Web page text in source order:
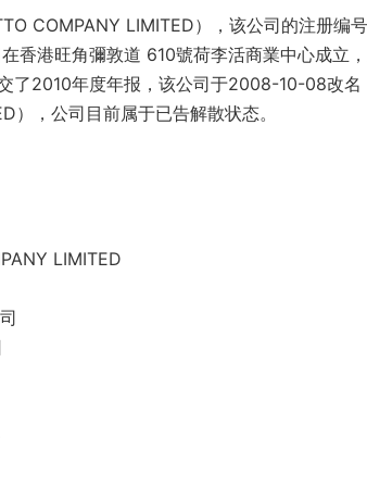
COMPANY LIMITED），该公司的注册编
香港旺角彌敦道 610號荷李活商業中心成立
了2010年度年报，该公司于2008-10-08改名
），公司目前属于已告解散状态。
LIMITED